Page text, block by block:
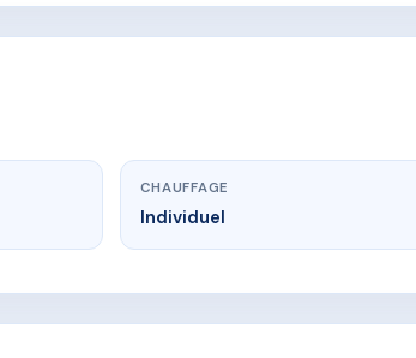
CHAUFFAGE
Individuel